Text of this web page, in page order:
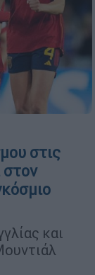
στις
στον
και